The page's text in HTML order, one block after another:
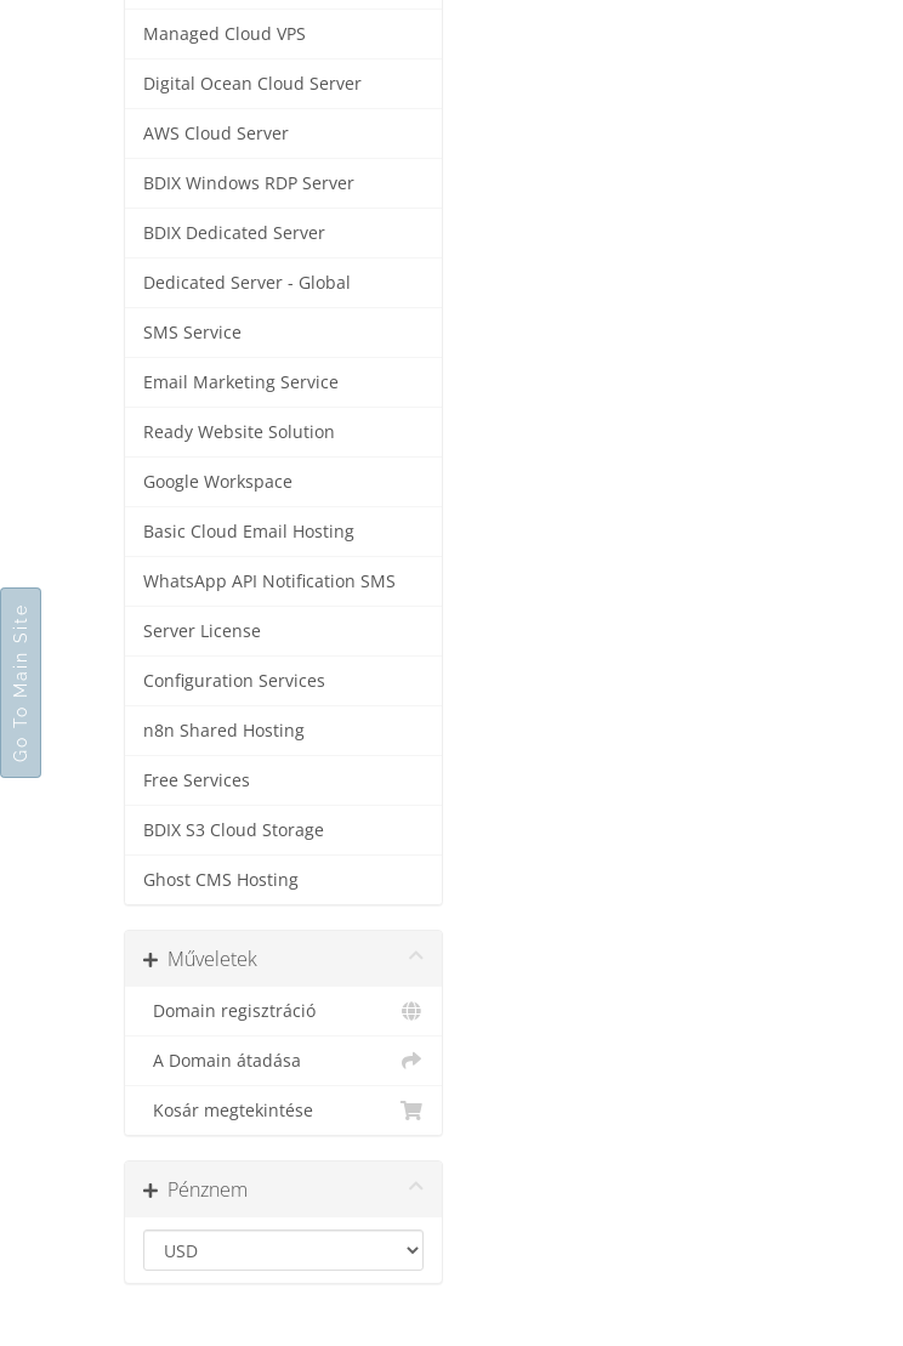
Managed Cloud VPS
Digital Ocean Cloud Server
AWS Cloud Server
BDIX Windows RDP Server
BDIX Dedicated Server
Dedicated Server - Global
SMS Service
Email Marketing Service
Ready Website Solution
Google Workspace
Basic Cloud Email Hosting
WhatsApp API Notification SMS
Server License
Configuration Services
n8n Shared Hosting
Free Services
BDIX S3 Cloud Storage
Ghost CMS Hosting
Műveletek
Domain regisztráció
A Domain átadása
Kosár megtekintése
Pénznem
Go To Main Site